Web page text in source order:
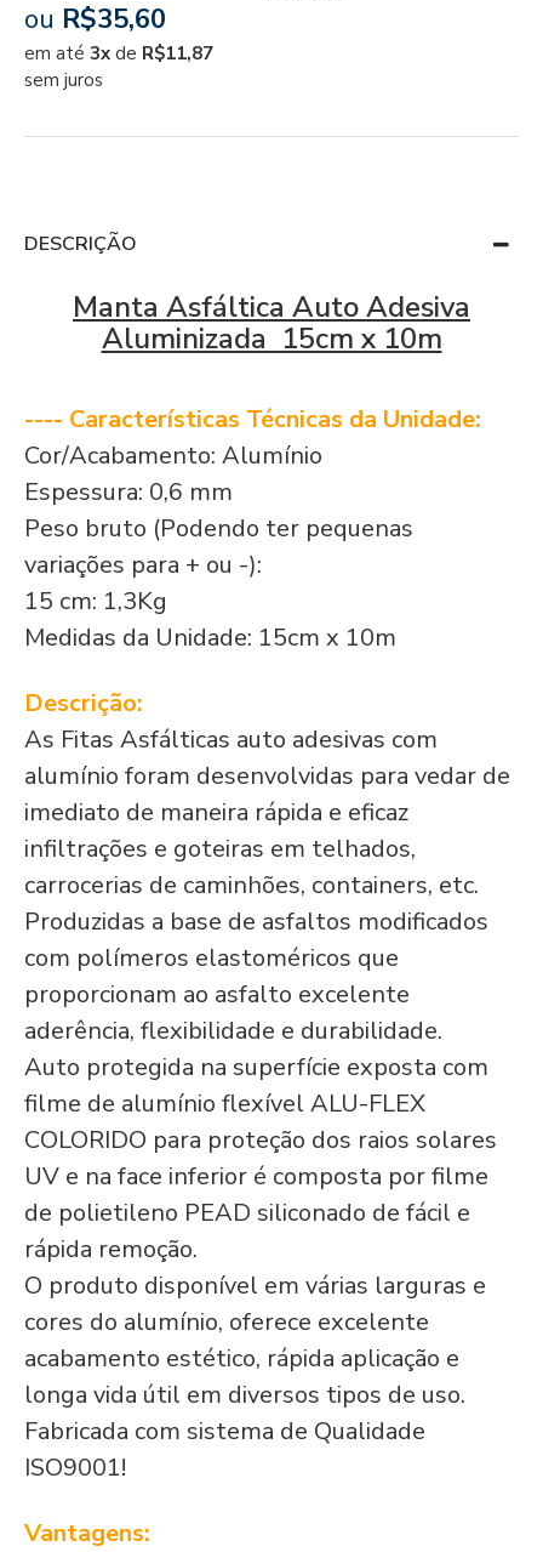
ou R$35,60
em até 3x de R$11,87
sem juros
DESCRIÇÃO
Manta Asfáltica Auto Adesiva
Aluminizada 15cm x 10m
---- Características Técnicas da Unidade:
Cor/Acabamento: Alumínio
Espessura: 0,6 mm
Peso bruto (Podendo ter pequenas
variações para + ou -):
15 cm: 1,3Kg
Medidas da Unidade: 15cm x 10m
Descrição:
As Fitas Asfálticas auto adesivas com
alumínio foram desenvolvidas para vedar de
imediato de maneira rápida e eficaz
infiltrações e goteiras em telhados,
carrocerias de caminhões, containers, etc.
Produzidas a base de asfaltos modificados
com polímeros elastoméricos que
proporcionam ao asfalto excelente
aderência, flexibilidade e durabilidade.
Auto protegida na superfície exposta com
filme de alumínio flexível ALU-FLEX
COLORIDO para proteção dos raios solares
UV e na face inferior é composta por filme
de polietileno PEAD siliconado de fácil e
rápida remoção.
O produto disponível em várias larguras e
cores do alumínio, oferece excelente
acabamento estético, rápida aplicação e
longa vida útil em diversos tipos de uso.
Fabricada com sistema de Qualidade
ISO9001!
Vantagens: